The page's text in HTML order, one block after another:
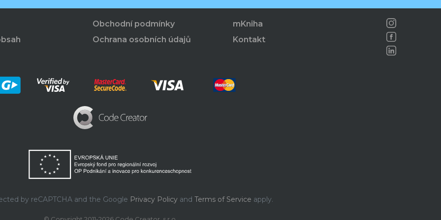
Obchodní podmínky
Ochrana osobních údajů
mKniha
Kontakt
by reCAPTCHA and the Google Privacy Policyand Terms of Service apply.